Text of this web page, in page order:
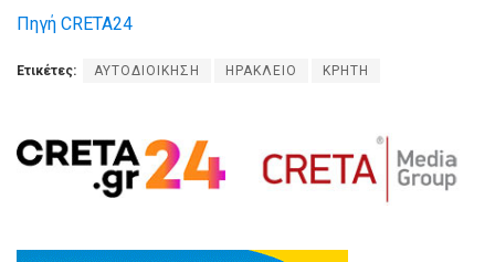
Πηγή CRETA24
Ετικέτες: ΑΥΤΟΔΙΟΙΚΗΣΗ ΗΡΑΚΛΕΙΟ ΚΡΗΤΗ